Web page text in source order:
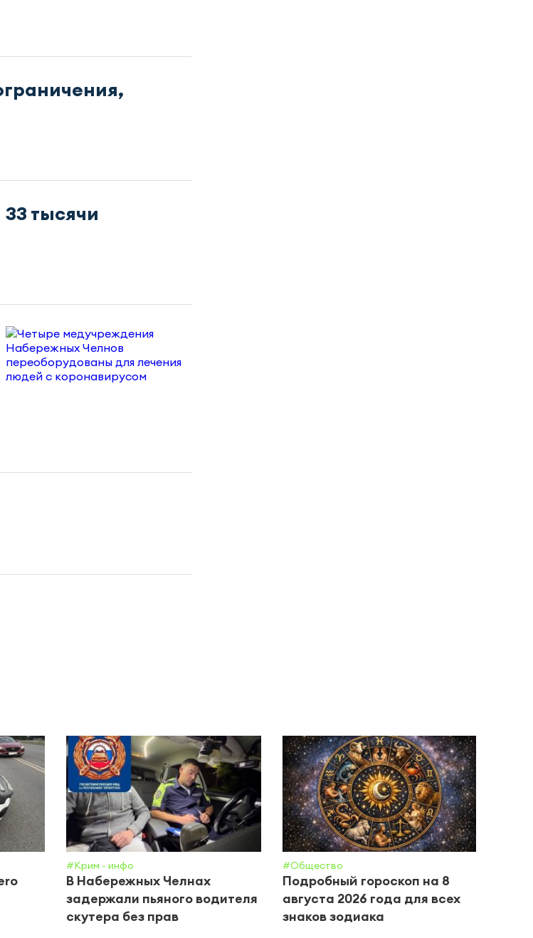
тысячи
#Крим - инфо
В Набережных Челнах
задержали пьяного водителя
скутера без прав
#Общество
Подробный гороскоп на 8
августа 2026 года для всех
знаков зодиака